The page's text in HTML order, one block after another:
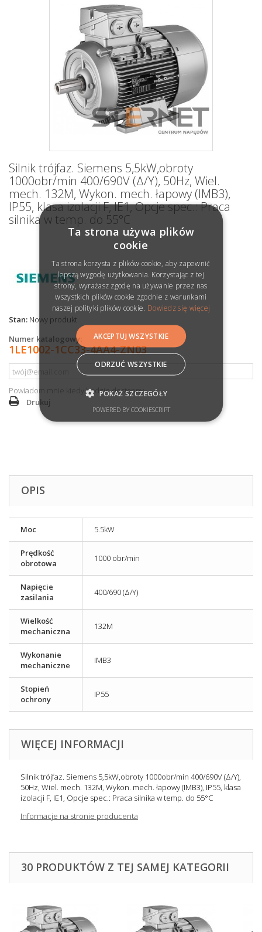
Silnik trójfaz. Siemens 5,5kW,obroty
1000obr/min 400/690V (Δ/Y), 50Hz, Wiel.
mech. 132M, Wykon. mech. łapowy (IMB3),
IP55, klasa izolacji F, IE1, Opcje spec.: Praca
silnika w temp. do 55°C
Stan: Nowy produkt
Numer katalogowy:
1LE1002-1CC33-4AA4-ZN03
Powiadom mnie kiedy będzie dostępny
Drukuj
OPIS
Moc 5.5kW
Prędkość
obrotowa
1000 obr/min
Napięcie
zasilania
400/690 (Δ/Y)
Wielkość
mechaniczna
132M
Wykonanie
mechaniczne
IMB3
Stopień
ochrony
IP55
WIĘCEJ INFORMACJI
Silnik trójfaz. Siemens 5,5kW,obroty 1000obr/min 400/690V (Δ/Y),
50Hz, Wiel. mech. 132M, Wykon. mech. łapowy (IMB3), IP55, klasa
izolacji F, IE1, Opcje spec.: Praca silnika w temp. do 55°C
Informacje na stronie producenta
30 PRODUKTÓW Z TEJ SAMEJ KATEGORII
Ta strona używa plików
cookie
Ta strona korzysta z plików cookie, aby zapewnić
lepszą wygodę użytkowania. Korzystając z tej
strony, wyrażasz zgodę na używanie przez nas
wszystkich plików cookie zgodnie z warunkami
naszej polityki plików cookie. Dowiedz się więcej
AKCEPTUJ WSZYSTKIE
ODRZUĆ WSZYSTKIE
POKAŻ SZCZEGÓŁY
POWERED BY COOKIESCRIPT